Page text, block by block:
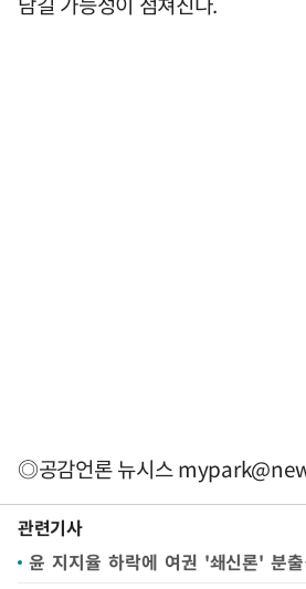
◎공감언론 뉴시스
관련기사
윤 지지율 하락에 여권 '쇄신론' 분